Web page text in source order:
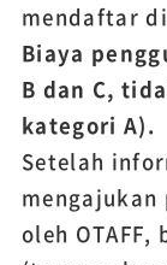
mendaftar
Biaya
B dan C,
kategori A).
Setelah
oleh OTAFF,